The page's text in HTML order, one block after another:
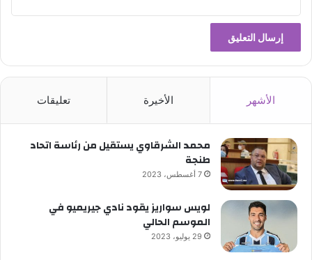
الأشهر الأخيرة تعليقات
محمد الشرقاوي يستقيل من رئاسة اتحاد
طنجة
7 أغسطس، 2023
لويس سواريز يقود نادي جيريميو في
الموسم الحالي
29 يوليو، 2023